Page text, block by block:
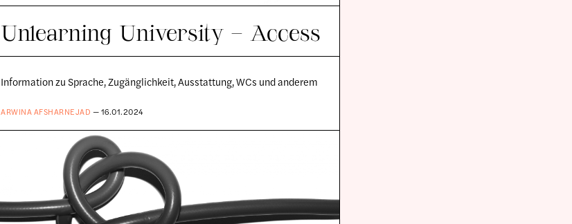
Unlearning University – Access
Information zu Sprache, Zugänglichkeit, Ausstattung, WCs und anderem
ARWINA AFSHARNEJAD — 16.01.2024